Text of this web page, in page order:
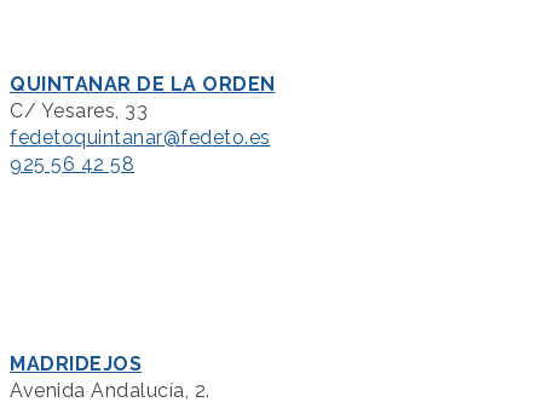
QUINTANAR DE LA ORDEN
C/ Yesares, 33
fedetoquintanar@fedeto.es
925 56 42 58
MADRIDEJOS
Avenida Andalucía, 2.